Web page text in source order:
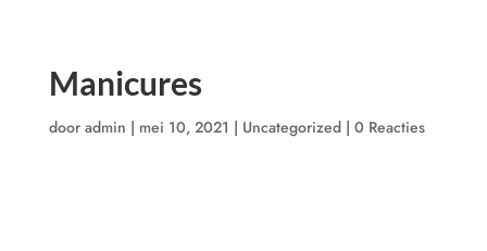
Manicures
door admin | mei 10, 2021 | Uncategorized| 0 Reacties